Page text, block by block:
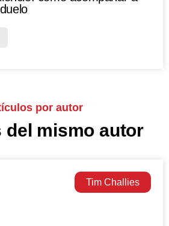
por autor
del mismo autor
Tim Challies